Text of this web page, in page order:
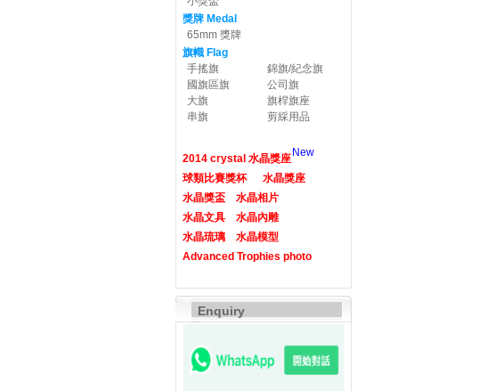
獎牌 Medal
65mm 獎牌
旗幟 Flag
手搖旗
錦旗/紀念旗
國旗區旗
公司旗
大旗
旗桿旗座
串旗
剪綵用品
2014 crystal 水晶獎座 New
球類比賽獎杯
水晶獎座
水晶獎盃
水晶相片
水晶文具
水晶內雕
水晶琉璃
水晶模型
Advanced Trophies photo
Enquiry